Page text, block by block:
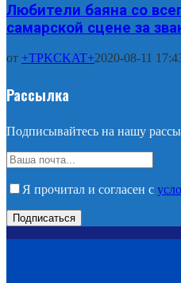
Любители баяна со
самарской сцене за
от +TPKCKAT+2020-08-11
Рассылка
Подписывайтесь на нашу
Я прочитал и согласен с